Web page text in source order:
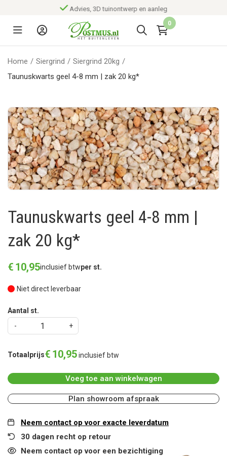
Advies, 3D tuinontwerp en aanleg
0
Home / Siergrind / Siergrind 20kg /
Taunuskwarts geel 4-8 mm | zak 20 kg*
Taunuskwarts geel 4-8 mm |
zak 20 kg*
€ 10,95inclusief btwper st.
Niet direct leverbaar
Aantal st.
Totaalprijs€ 10,95inclusief btw
Voeg toe aan winkelwagen
Plan showroom afspraak
Neem contact op voor exacte leverdatum
30 dagen recht op retour
Neem contact op voor een bezichtiging